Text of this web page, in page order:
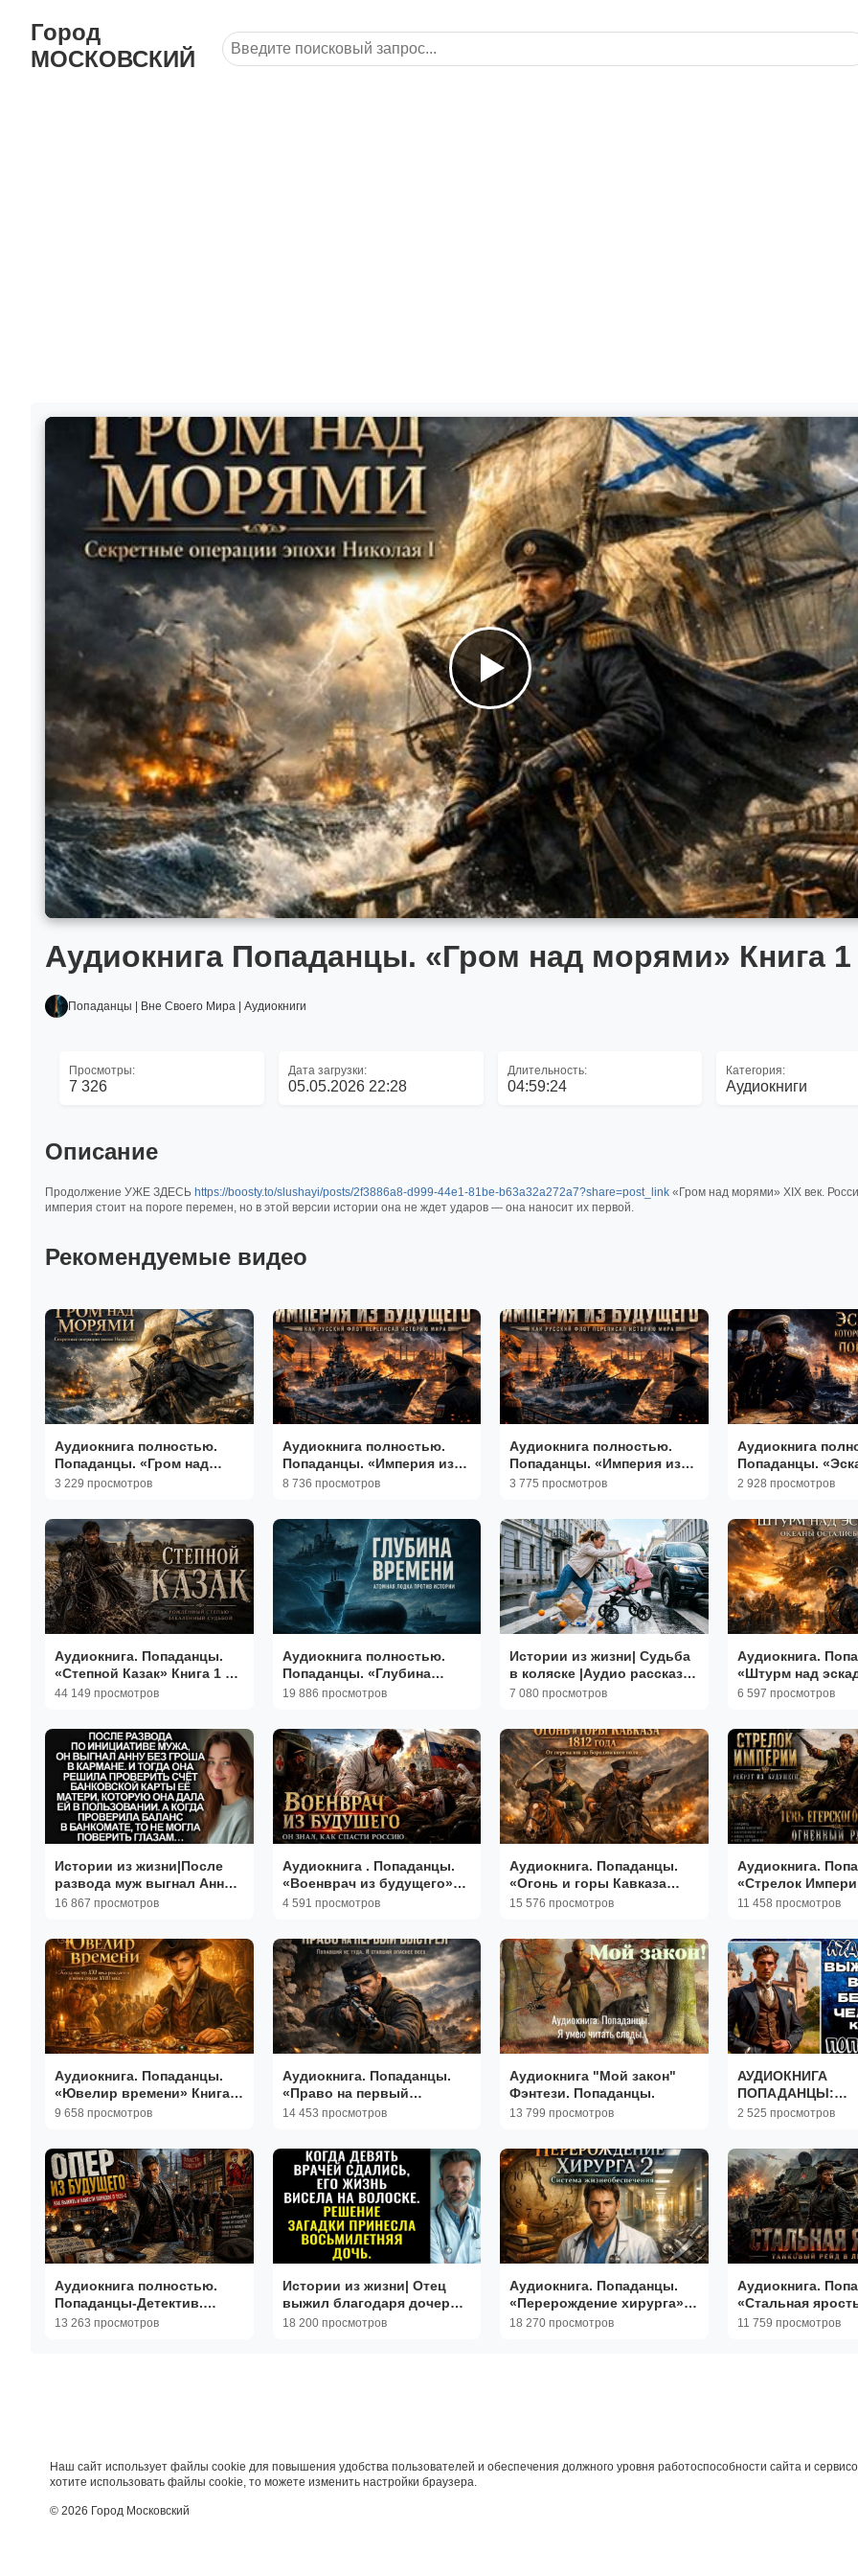
Город
МОСКОВСКИЙ
Аудиокнига Попаданцы. «Гром над морями» Книга 1
Попаданцы | Вне Своего Мира | Аудиокниги
Просмотры:
7 326
Дата загрузки:
05.05.2026 22:28
Длительность:
04:59:24
Категория:
Аудиокниги
Описание
Продолжение УЖЕ ЗДЕСЬ https://boosty.to/slushayi/posts/2f3886a8-d999-44e1-81be-b63a32a272a7?share=post_link «Гром над морями» XIX век.
империя стоит на пороге перемен, но в этой версии истории она не ждет ударов — она наносит их первой.
Рекомендуемые видео
Аудиокнига полностью.
Попаданцы. «Гром над
морями» Книга 1 из 2
3 229 просмотров
Аудиокнига полностью.
Попаданцы. «Империя из
будущего» Книга 1 из 5
8 736 просмотров
Аудиокнига полностью.
Попаданцы. «Империя из
будущего» Книга 1 из 5
3 775 просмотров
Аудиокнига
Попаданцы.
которой не
2 928 просмотров
Аудиокнига. Попаданцы.
«Степной Казак» Книга 1 из
5
44 149 просмотров
Аудиокнига полностью.
Попаданцы. «Глубина
времени» Книга 1 из 2
19 886 просмотров
Истории из жизни| Судьба
в коляске |Аудио рассказы|
Жизненные истории
7 080 просмотров
Аудиокнига.
«Штурм над
Книга 1 из 5
6 597 просмотров
Истории из жизни|После
развода муж выгнал Анну
из дома|Аудиорассказы|
16 867 просмотров
Аудиокнига . Попаданцы.
«Военврач из будущего»
Книга 1 из 3
4 591 просмотров
Аудиокнига. Попаданцы.
«Огонь и горы Кавказа
1812 года» Книга 1 из 6.
15 576 просмотров
Аудиокнига.
«Стрелок
Рекрут из
11 458 просмотров
Аудиокнига. Попаданцы.
«Ювелир времени» Книга 1
из 3. Часть 1
9 658 просмотров
Аудиокнига. Попаданцы.
«Право на первый
выстрел» Книга 1 из 5
14 453 просмотров
Аудиокнига "Мой закон"
Фэнтези. Попаданцы.
13 799 просмотров
АУДИОКНИГА
ПОПАДАНЦЫ:
ВЫЖИВАНИЕ В
2 525 просмотров
Аудиокнига полностью.
Попаданцы-Детектив.
«Опер из будущего» Книга
13 263 просмотров
Истории из жизни| Отец
выжил благодаря дочери |
Аудио рассказы|
18 200 просмотров
Аудиокнига. Попаданцы.
«Перерождение хирурга»
Книга 2 из 3
18 270 просмотров
Аудиокнига.
«Стальная
из 3
11 759 просмотров
Наш сайт использует файлы cookie для повышения удобства пользователей и обеспечения должного уровня работоспособности сайта и
хотите использовать файлы cookie, то можете изменить настройки браузера.
© 2026 Город Московский